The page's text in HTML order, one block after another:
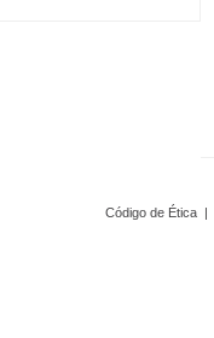
Código de Ética |